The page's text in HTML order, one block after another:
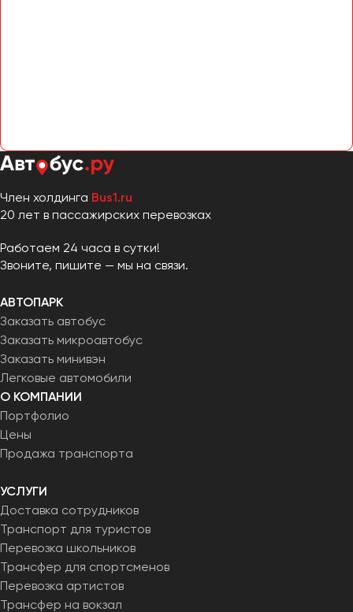
Член холдинга Bus1.ru
20 лет в пассажирских перевозках
Работаем 24 часа в сутки!
Звоните, пишите — мы на связи.
АВТОПАРК
Заказать автобус
Заказать микроавтобус
Заказать минивэн
Легковые автомобили
О КОМПАНИИ
Портфолио
Цены
Продажа транспорта
УСЛУГИ
Доставка сотрудников
Транспорт для туристов
Перевозка школьников
Трансфер для спортсменов
Перевозка артистов
Трансфер на вокзал